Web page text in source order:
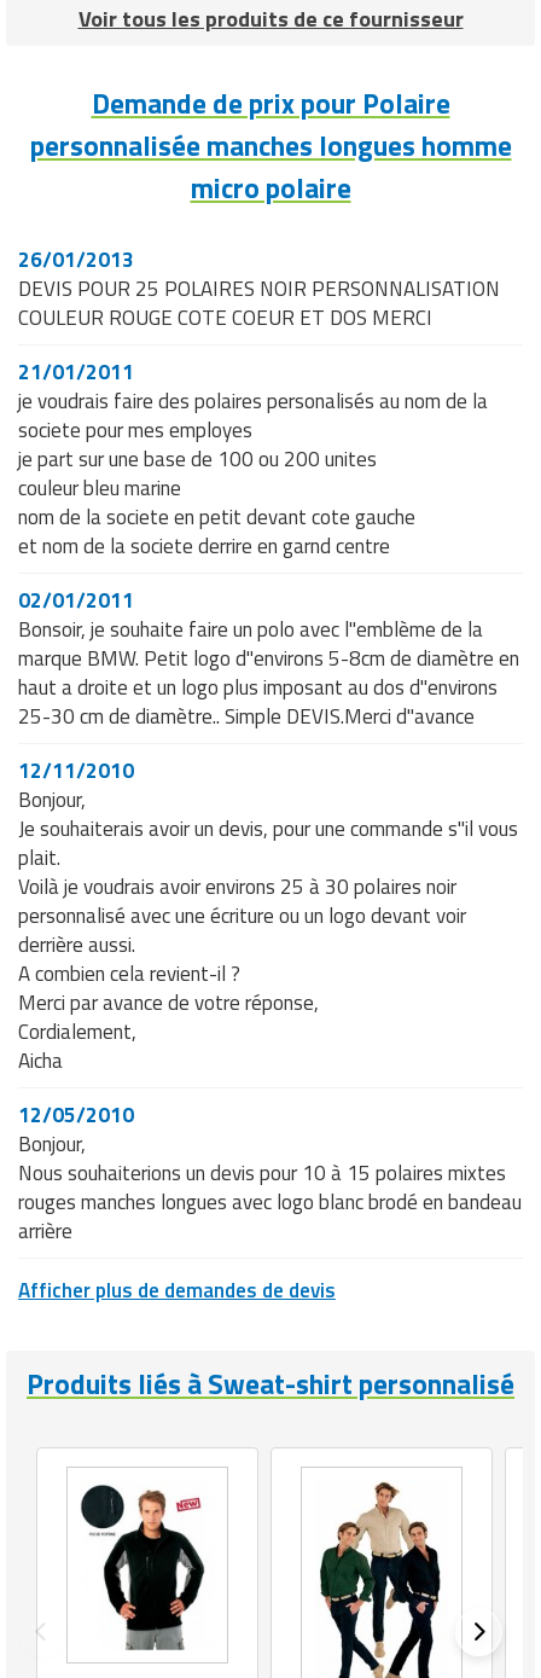
Voir tous les produits de ce fournisseur
Demande de prix pour Polaire
personnalisée manches longues homme
micro polaire
26/01/2013
DEVIS POUR 25 POLAIRES NOIR PERSONNALISATION
COULEUR ROUGE COTE COEUR ET DOS MERCI
21/01/2011
je voudrais faire des polaires personalisés au nom de la
societe pour mes employes
je part sur une base de 100 ou 200 unites
couleur bleu marine
nom de la societe en petit devant cote gauche
et nom de la societe derrire en garnd centre
02/01/2011
Bonsoir, je souhaite faire un polo avec l"emblème de la
marque BMW. Petit logo d"environs 5-8cm de diamètre en
haut a droite et un logo plus imposant au dos d"environs
25-30 cm de diamètre.. Simple DEVIS.Merci d"avance
12/11/2010
Bonjour,
Je souhaiterais avoir un devis, pour une commande s"il vous
plait.
Voilà je voudrais avoir environs 25 à 30 polaires noir
personnalisé avec une écriture ou un logo devant voir
derrière aussi.
A combien cela revient-il ?
Merci par avance de votre réponse,
Cordialement,
Aicha
12/05/2010
Bonjour,
Nous souhaiterions un devis pour 10 à 15 polaires mixtes
rouges manches longues avec logo blanc brodé en bandeau
arrière
Afficher plus de demandes de devis
Produits liés à Sweat-shirt personnalisé